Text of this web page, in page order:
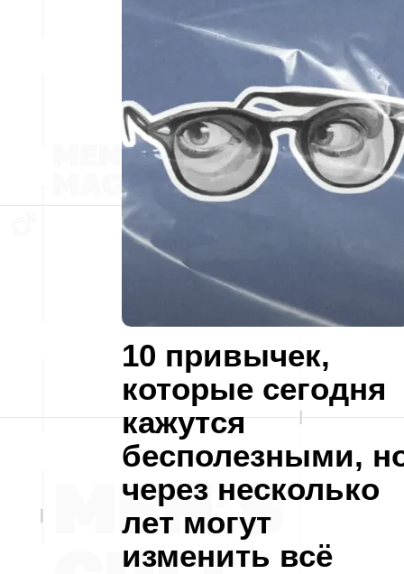
10 привычек,
которые сегодня
кажутся
бесполезными,
через несколько
лет могут
изменить всё